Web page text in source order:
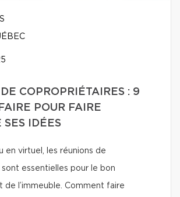
COPROPRIÉTAIRES : 9
POUR FAIRE
SES IDÉES
en virtuel, les réunions de
essentielles pour le bon
de l’immeuble. Comment faire